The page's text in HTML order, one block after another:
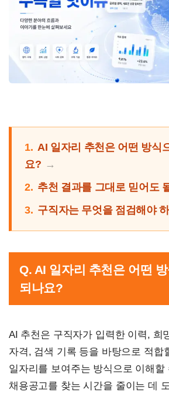
1. AI 일자리 추천은 어떤 방식
요?
2. 추천 결과를 그대로 믿어도
3. 구직자는 무엇을 점검해야
Q. AI 일자리 추천은 어떤
되나요?
AI 추천은 구직자가 입력한 이력, 희
자격, 검색 기록 등을 바탕으로 적합
일자리를 보여주는 방식으로 이해할
채용공고를 찾는 시간을 줄이는 데